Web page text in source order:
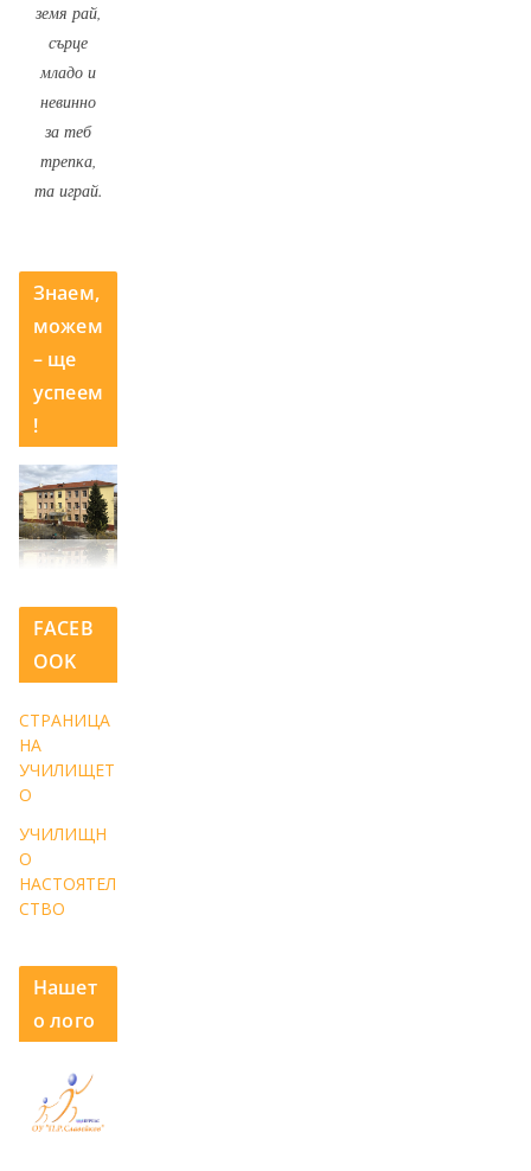
земя рай,
сърце
младо и
невинно
за теб
трепка,
та играй.
Знаем,
можем
– ще
успеем
!
FACEB
OOK
СТРАНИЦА
НА
УЧИЛИЩЕТ
О
УЧИЛИЩН
О
НАСТОЯТЕЛ
СТВО
Нашет
о лого